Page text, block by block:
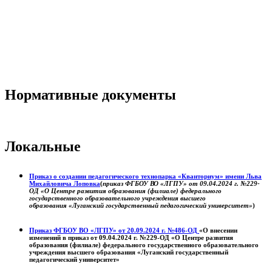
Нормативные документы
Локальные
Приказ о создании педагогического технопарка «Кванториум» имени Льва
Михайловича Лоповка(приказ ФГБОУ ВО «ЛГПУ» от 09.04.2024 г. №229-
ОД «О Центре развития образования (филиале) федерального
государственного образовательного учреждения высшего
образования «Луганский государственный педагогический университет»)
Приказ ФГБОУ ВО «ЛГПУ» от 20.09.2024 г. №486-ОД «О внесении
изменений в приказ от 09.04.2024 г. №229-ОД «О Центре развития
образования (филиале) федерального государственного образовательного
учреждения высшего образования «Луганский государственный
педагогический университет»